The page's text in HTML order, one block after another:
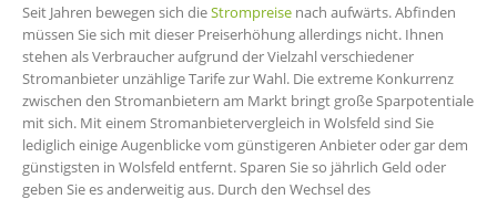
Seit Jahren bewegen sich dieStrompreise nach aufwärts. Abfinden
müssen Sie sich mit dieser Preiserhöhung allerdings nicht. Ihnen
stehen als Verbraucher aufgrund der Vielzahl verschiedener
Stromanbieter unzählige Tarife zur Wahl. Die extreme Konkurrenz
zwischen den Stromanbietern am Markt bringt große Sparpotentiale
mit sich. Mit einem Stromanbietervergleich in Wolsfeld sind Sie
lediglich einige Augenblicke vom günstigeren Anbieter oder gar dem
günstigsten in Wolsfeld entfernt. Sparen Sie so jährlich Geld oder
geben Sie es anderweitig aus. Durch den Wechsel des